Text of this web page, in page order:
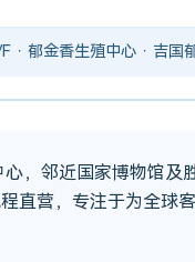
· 郁金香生殖中心 · 吉国
，邻近国家博物馆
直营，专注于为全球